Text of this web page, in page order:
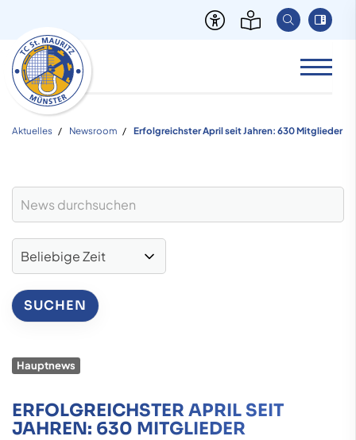
Aktuelles Newsroom Erfolgreichster April seit Jahren: 630 Mitglieder
Hauptnews
ERFOLGREICHSTER APRIL SEIT
JAHREN: 630 MITGLIEDER